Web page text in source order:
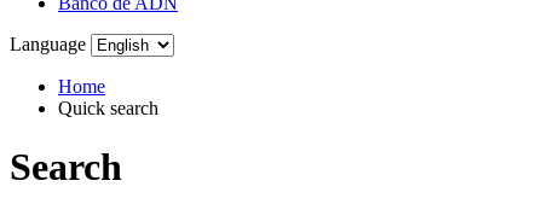
Language
Home
Quick search
Search